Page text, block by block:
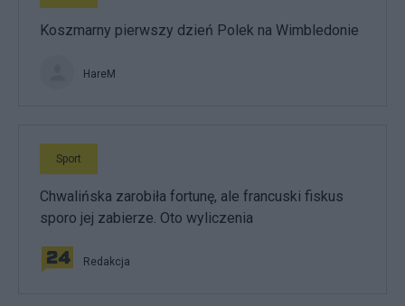
Koszmarny pierwszy dzień Polek na Wimbledonie
HareM
Sport
Chwalińska zarobiła fortunę, ale francuski fiskus
sporo jej zabierze. Oto wyliczenia
Redakcja